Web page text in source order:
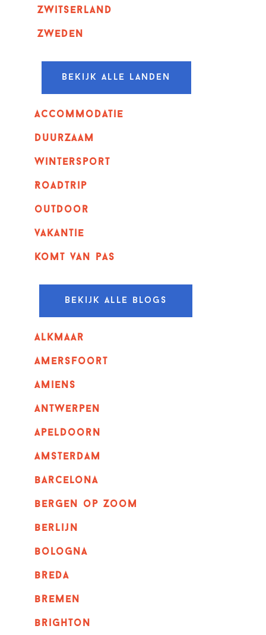
zwitserland
zweden
Bekijk alle landen
Accommodatie
Duurzaam
wintersport
Roadtrip
outdoor
vakantie
komt van pas
Bekijk alle blogs
alkmaar
amersfoort
amiens
Antwerpen
apeldoorn
Amsterdam
barcelona
bergen op zoom
berlijn
bologna
breda
bremen
brighton